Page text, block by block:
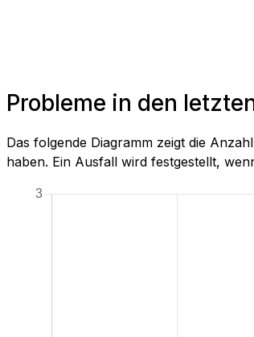
Probleme in den
Das folgende Diagramm zeigt die
haben. Ein Ausfall wird festgestellt,